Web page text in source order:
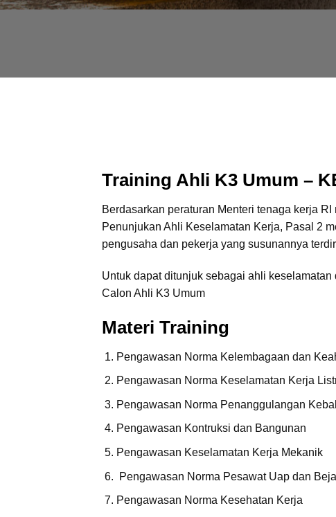
Training Ahli K3 Umum –
Berdasarkan peraturan Menteri tenaga kerja
Penunjukan Ahli Keselamatan Kerja, Pasal 2
pengusaha dan pekerja yang susunannya
Untuk dapat ditunjuk sebagai ahli
Calon Ahli K3 Umum
Materi Training
Pengawasan Norma Kelembagaan dan
Pengawasan Norma Keselamatan Kerja
Pengawasan Norma Penanggulangan
Pengawasan Kontruksi dan Bangunan
Pengawasan Keselamatan Kerja Mekanik
Pengawasan Norma Pesawat Uap dan
Pengawasan Norma Kesehatan Kerja